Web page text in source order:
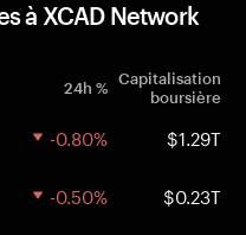
à XCAD Network
24h % Capitalisation
boursière
-0.80% $1.29T
-0.50% $0.23T